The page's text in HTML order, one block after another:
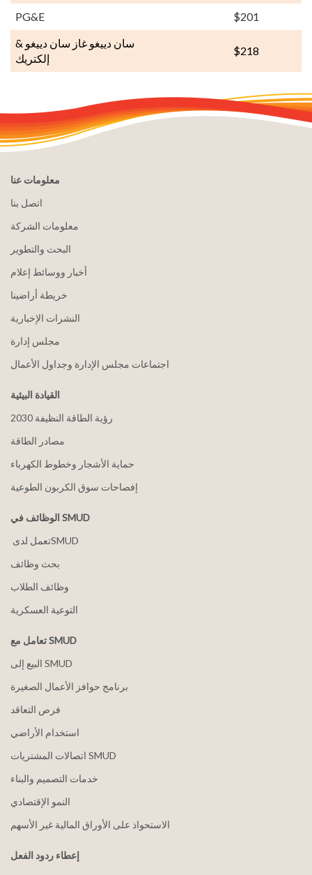
PG&E
$201
سان دييغو غاز سان دييغو &
إلكتريك
$218
معلومات عنا
اتصل بنا
معلومات الشركة
البحث والتطوير
أخبار ووسائط إعلام
خريطة أراضينا
النشرات الإخبارية
مجلس إدارة
اجتماعات مجلس الإدارة وجداول الأعمال
القيادة البيئية
2030 رؤية الطاقة النظيفة
مصادر الطاقة
حماية الأشجار وخطوط الكهرباء
إفصاحات سوق الكربون الطوعية
الوظائف في SMUD
بحث وظائف
وظائف الطلاب
التوعية العسكرية
تعامل مع SMUD
البيع إلى SMUD
برنامج حوافز الأعمال الصغيرة
فرص التعاقد
استخدام الأراضي
اتصالات المشتريات SMUD
خدمات التصميم والبناء
النمو الإقتصادي
الاستحواذ على الأوراق المالية غير الأسهم
إعطاء ردود الفعل